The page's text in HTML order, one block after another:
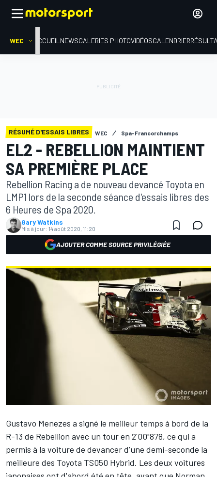
WEC ACCUEIL NEWSGALERIES PHOTOVIDÉOSCALENDRIER
RÉSUMÉ D'ESSAIS LIBRES WEC Spa-Francorchamps
EL2 - REBELLION MAINTIENT
SA PREMIÈRE PLACE
Rebellion Racing a de nouveau devancé Toyota en
LMP1 lors de la seconde séance d'essais libres des
6 Heures de Spa 2020.
Gary Watkins
Mis à jour: 14 août 2020, 11:20
AJOUTER COMME SOURCE PRIVILÉGIÉE
Gustavo Menezes a signé le meilleur temps à bord de la
R-13 de Rebellion avec un tour en 2'00"878, ce qui a
permis à la voiture de devancer d'une demi-seconde la
meilleure des Toyota TS050 Hybrid. Les deux voitures